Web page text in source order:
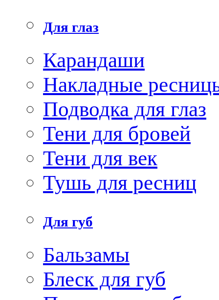
Для глаз
Карандаши
Накладные
Подводка для глаз
Тени для бровей
Тени для век
Тушь для ресниц
Для губ
Бальзамы
Блеск для губ